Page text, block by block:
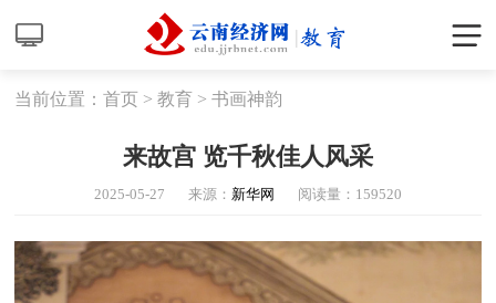
当前位置：首页 >教育 >书画神韵
来故宫 览千秋佳人风采
2025-05-27 来源： 新华网 阅读量： 159520